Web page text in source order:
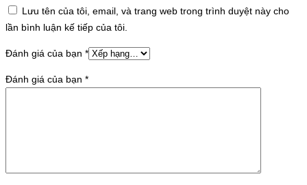
Lưu tên của tôi, email, và trang web trong trình duyệt này cho
lần bình luận kế tiếp của tôi.
Đánh giá của bạn *
Đánh giá của bạn *